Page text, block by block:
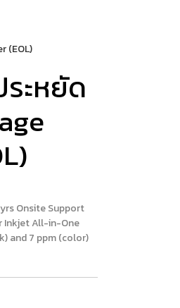
(EOL)
ะหยัด
Onsite Support
Inkjet All-in-One
and 7 ppm (color)